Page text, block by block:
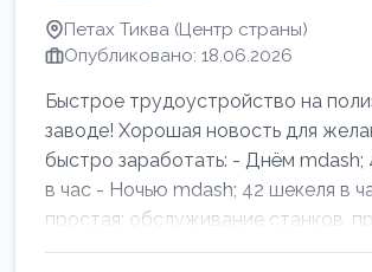
Петах Тиква (Центр страны)
Опубликовано: 18.06.2026
Быстрое трудоустройство на
заводе! Хорошая новость для
быстро заработать: - Днём mdash;
в час - Ночью mdash; 42 шекеля в
простая: обслуживание станков,